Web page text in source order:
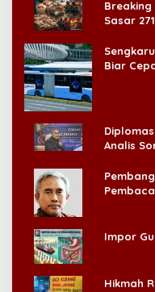
Breaking
Sasar
Biar
Analis
Impor
Hikmah